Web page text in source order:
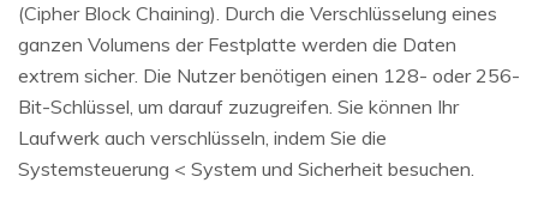
(Cipher Block Chaining). Durch die Verschlüsselung eines
ganzen Volumens der Festplatte werden die Daten
extrem sicher. Die Nutzer benötigen einen 128- oder 256-
Bit-Schlüssel, um darauf zuzugreifen. Sie können Ihr
Laufwerk auch verschlüsseln, indem Sie die
Systemsteuerung < System und Sicherheit besuchen.